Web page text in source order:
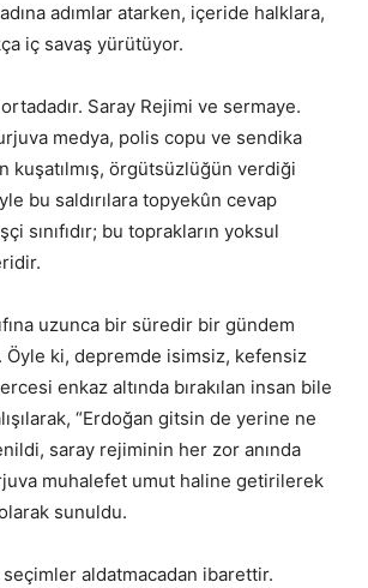
adımlar atarken, içeride halklara,
iç savaş yürütüyor.
ortadadır. Saray Rejimi ve sermaye.
medya, polis copu ve sendika
kuşatılmış, örgütsüzlüğün verdiği
bu saldırılara topyekûn cevap
sınıfıdır; bu toprakların yoksul
uzunca bir süredir bir gündem
Öyle ki, depremde isimsiz, kefensiz
enkaz altında bırakılan insan bile
“Erdoğan gitsin de yerine ne
saray rejiminin her zor anında
muhalefet umut haline getirilerek
sunuldu.
aldatmacadan ibarettir.